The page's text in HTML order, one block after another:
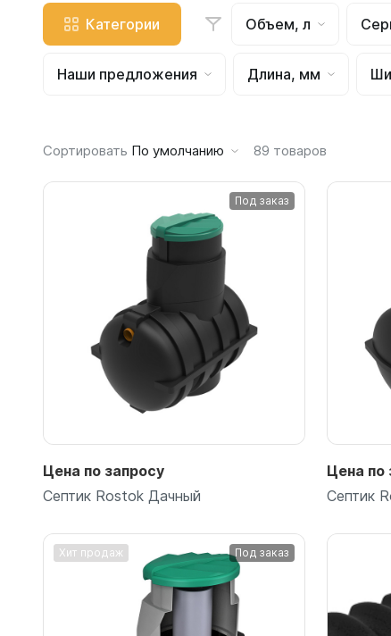
Категории Объем, л
Наши предложения Длина, мм
Сортировать По умолчанию 89 товаров
Под заказ
Цена по запросу
Септик Rostok Дачный
Цена по
Септик
Хит продаж Под заказ